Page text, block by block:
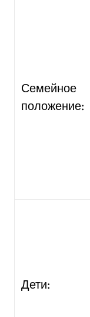
Семейное
положение:
Дети: